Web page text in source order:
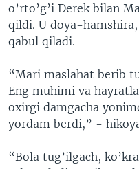
o’rto’g’i Derek bilan
qildi. U doya-
qabul qiladi.
“Mari maslahat berib
Eng muhimi va
oxirgi damgacha
yordam berdi,” -
“Bola tug’ilgach,